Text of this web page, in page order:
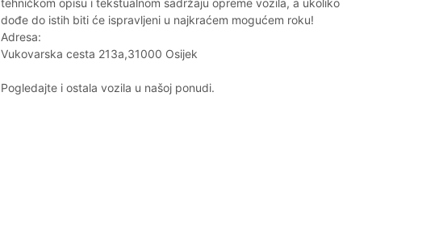
tehničkom opisu i tekstualnom sadržaju opreme vozila, a ukoliko
dođe do istih biti će ispravljeni u najkraćem mogućem roku!
Adresa:
Vukovarska cesta 213a,31000 Osijek
Pogledajte i ostala vozila u našoj ponudi.